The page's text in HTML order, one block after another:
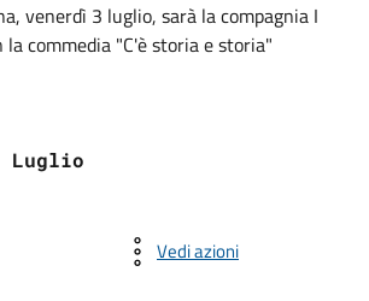
venerdì 3 luglio, sarà la compagnia I
commedia "C'è storia e storia"
Luglio
Vedi azioni